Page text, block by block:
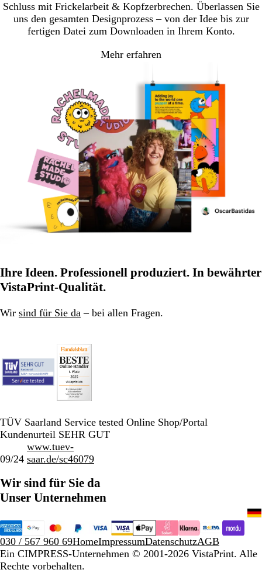
Schluss mit Frickelarbeit & Kopfzerbrechen. Überlassen Sie
uns den gesamten Designprozess – von der Idee bis zur
fertigen Datei zum Downloaden in Ihrem Konto.
Mehr erfahren
Ihre Ideen. Professionell produziert. In bewährter
VistaPrint-Qualität.
Wir sind für Sie da – bei allen Fragen.
TÜV Saarland Service tested Online Shop/Portal
Kundenurteil SEHR GUT
09/24
www.tuev-
saar.de/sc46079
Wir sind für Sie da
Unser Unternehmen
030 / 567 960 69HomeImpressumDatenschutzAGB
Ein CIMPRESS-Unternehmen © 2001-2026 VistaPrint. Alle
Rechte vorbehalten.